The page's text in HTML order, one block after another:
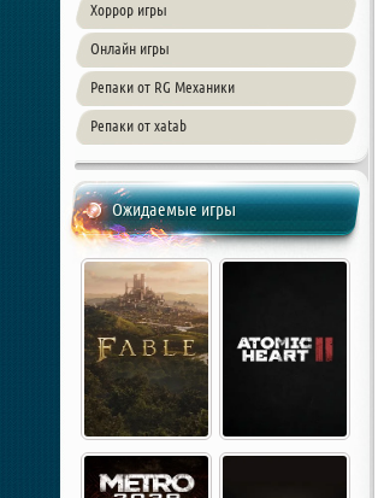
Хоррор игры
Онлайн игры
Репаки от RG Механики
Репаки от xatab
Ожидаемые игры